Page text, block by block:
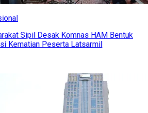
Sipil Desak Komnas HAM Bentuk
Kematian Peserta Latsarmil